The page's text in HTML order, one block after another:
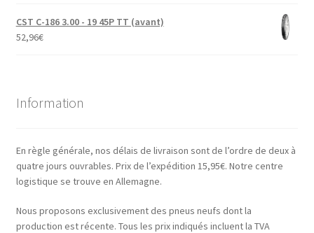
CST C-186 3.00 - 19 45P TT (avant)
52,96€
Information
En règle générale, nos délais de livraison sont de l’ordre de deux à
quatre jours ouvrables. Prix de l’expédition 15,95€. Notre centre
logistique se trouve en Allemagne.
Nous proposons exclusivement des pneus neufs dont la
production est récente. Tous les prix indiqués incluent la TVA